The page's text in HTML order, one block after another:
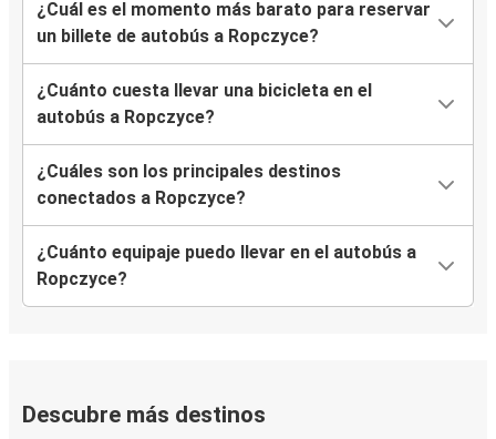
¿Cuál es el momento más barato para reservar
un billete de autobús a Ropczyce?
¿Cuánto cuesta llevar una bicicleta en el
autobús a Ropczyce?
¿Cuáles son los principales destinos
conectados a Ropczyce?
¿Cuánto equipaje puedo llevar en el autobús a
Ropczyce?
Descubre más destinos